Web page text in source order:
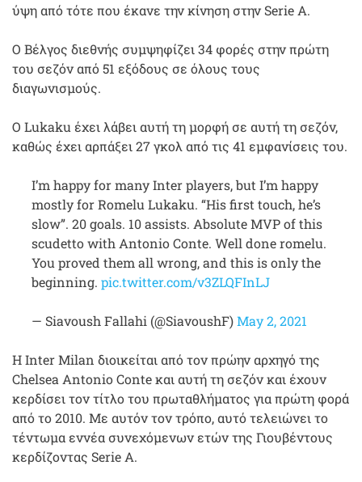
ύψη από τότε που έκανε την κίνηση στην Serie A.
Ο Βέλγος διεθνής συμψηφίζει 34 φορές στην πρώτη
του σεζόν από 51 εξόδους σε όλους τους
διαγωνισμούς.
Ο Lukaku έχει λάβει αυτή τη μορφή σε αυτή τη σεζόν,
καθώς έχει αρπάξει 27 γκολ από τις 41 εμφανίσεις του.
I’m happy for many Inter players, but I’m happy
mostly for Romelu Lukaku. “His first touch, he’s
slow”. 20 goals. 10 assists. Absolute MVP of this
scudetto with Antonio Conte. Well done romelu.
You proved them all wrong, and this is only the
beginning. pic.twitter.com/v3ZLQFInLJ
— Siavoush Fallahi (@SiavoushF)May 2, 2021
Η Inter Milan διοικείται από τον πρώην αρχηγό της
Chelsea Antonio Conte και αυτή τη σεζόν και έχουν
κερδίσει τον τίτλο του πρωταθλήματος για πρώτη φορά
από το 2010. Με αυτόν τον τρόπο, αυτό τελειώνει το
τέντωμα εννέα συνεχόμενων ετών της Γιουβέντους
κερδίζοντας Serie A.